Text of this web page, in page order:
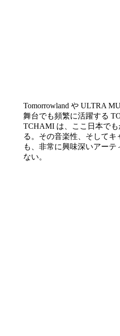
Tomorrowland や ULTRA
舞台でも頻繁に活躍する
TCHAMI は、ここ日本で
る。その音楽性、そして
も、非常に興味深いアー
ない。